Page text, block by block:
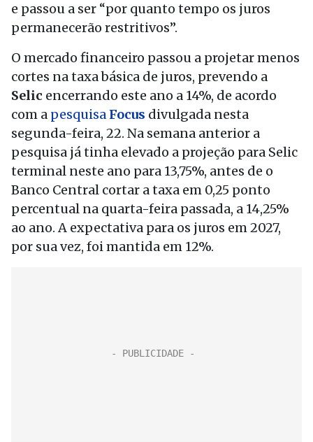
e passou a ser “por quanto tempo os juros
permanecerão restritivos”.
O mercado financeiro passou a projetar menos
cortes na taxa básica de juros, prevendo a
Selic encerrando este ano a 14%, de acordo
com a pesquisa Focus divulgada nesta
segunda-feira, 22. Na semana anterior a
pesquisa já tinha elevado a projeção para Selic
terminal neste ano para 13,75%, antes de o
Banco Central cortar a taxa em 0,25 ponto
percentual na quarta-feira passada, a 14,25%
ao ano. A expectativa para os juros em 2027,
por sua vez, foi mantida em 12%.